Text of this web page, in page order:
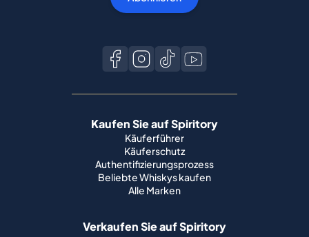
Kaufen Sie auf Spiritory
Käuferführer
Authentifizierungsprozess
Alle Marken
Verkaufen Sie auf Spiritory
Werden Sie Verkäufer
Verkaufen Sie Ihren Whisky
Verkaufsleitfaden
Flaschenzustand